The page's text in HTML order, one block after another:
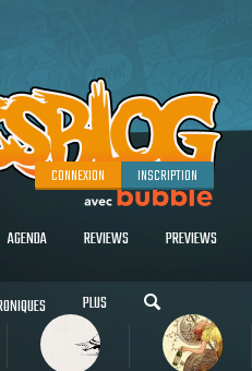
CONNEXION INSCRIPTION
AGENDA REVIEWS PREVIEWS
PLUS